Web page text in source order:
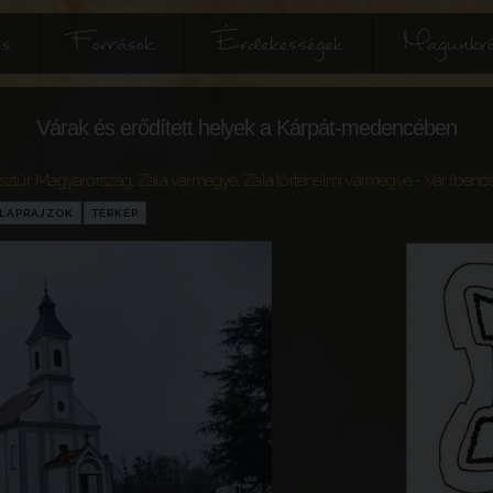
Források Érdekességek
Várak és erődített helyek a Kárpát-medencében
Magyarország Zala vármegye Zala történelmi vármegye
TÉRKÉP